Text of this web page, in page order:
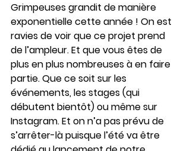
Grimpeuses grandit de manière
exponentielle cette année ! On est
ravies de voir que ce projet prend
de l’ampleur. Et que vous êtes de
plus en plus nombreuses à en faire
partie. Que ce soit sur les
événements, les stages (qui
débutent bientôt) ou même sur
Instagram. Et on n’a pas prévu de
s’arrêter-là puisque l’été va être